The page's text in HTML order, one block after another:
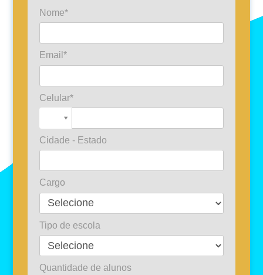
Nome*
Email*
Celular*
Cidade - Estado
Cargo
Tipo de escola
Quantidade de alunos